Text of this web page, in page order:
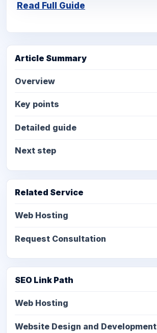
Read Full Guide
Article Summary
Overview
Key points
Detailed guide
Next step
Related Service
Web Hosting
Request Consultation
SEO Link Path
Web Hosting
Website Design and Development